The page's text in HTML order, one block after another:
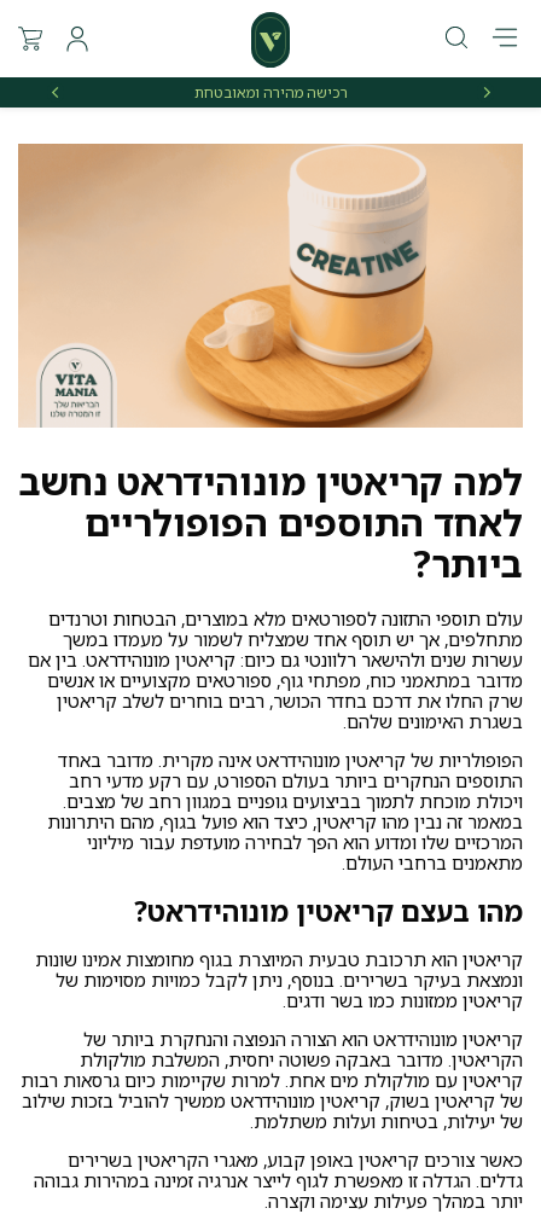
רכישה מהירה ומאובטחת
למה קריאטין מונוהידראט נחשב
לאחד התוספים הפופולריים
ביותר?
עולם תוספי התזונה לספורטאים מלא במוצרים, הבטחות וטרנדים
מתחלפים, אך יש תוסף אחד שמצליח לשמור על מעמדו במשך
עשרות שנים ולהישאר רלוונטי גם כיום: קריאטין מונוהידראט. בין אם
מדובר במתאמני כוח, מפתחי גוף, ספורטאים מקצועיים או אנשים
שרק החלו את דרכם בחדר הכושר, רבים בוחרים לשלב קריאטין
בשגרת האימונים שלהם.
הפופולריות של קריאטין מונוהידראט אינה מקרית. מדובר באחד
התוספים הנחקרים ביותר בעולם הספורט, עם רקע מדעי רחב
ויכולת מוכחת לתמוך בביצועים גופניים במגוון רחב של מצבים.
במאמר זה נבין מהו קריאטין, כיצד הוא פועל בגוף, מהם היתרונות
המרכזיים שלו ומדוע הוא הפך לבחירה מועדפת עבור מיליוני
מתאמנים ברחבי העולם.
מהו בעצם קריאטין מונוהידראט?
קריאטין הוא תרכובת טבעית המיוצרת בגוף מחומצות אמינו שונות
ונמצאת בעיקר בשרירים. בנוסף, ניתן לקבל כמויות מסוימות של
קריאטין ממזונות כמו בשר ודגים.
קריאטין מונוהידראט הוא הצורה הנפוצה והנחקרת ביותר של
הקריאטין. מדובר באבקה פשוטה יחסית, המשלבת מולקולת
קריאטין עם מולקולת מים אחת. למרות שקיימות כיום גרסאות רבות
של קריאטין בשוק, קריאטין מונוהידראט ממשיך להוביל בזכות שילוב
של יעילות, בטיחות ועלות משתלמת.
כאשר צורכים קריאטין באופן קבוע, מאגרי הקריאטין בשרירים
גדלים. הגדלה זו מאפשרת לגוף לייצר אנרגיה זמינה במהירות גבוהה
יותר במהלך פעילות עצימה וקצרה.